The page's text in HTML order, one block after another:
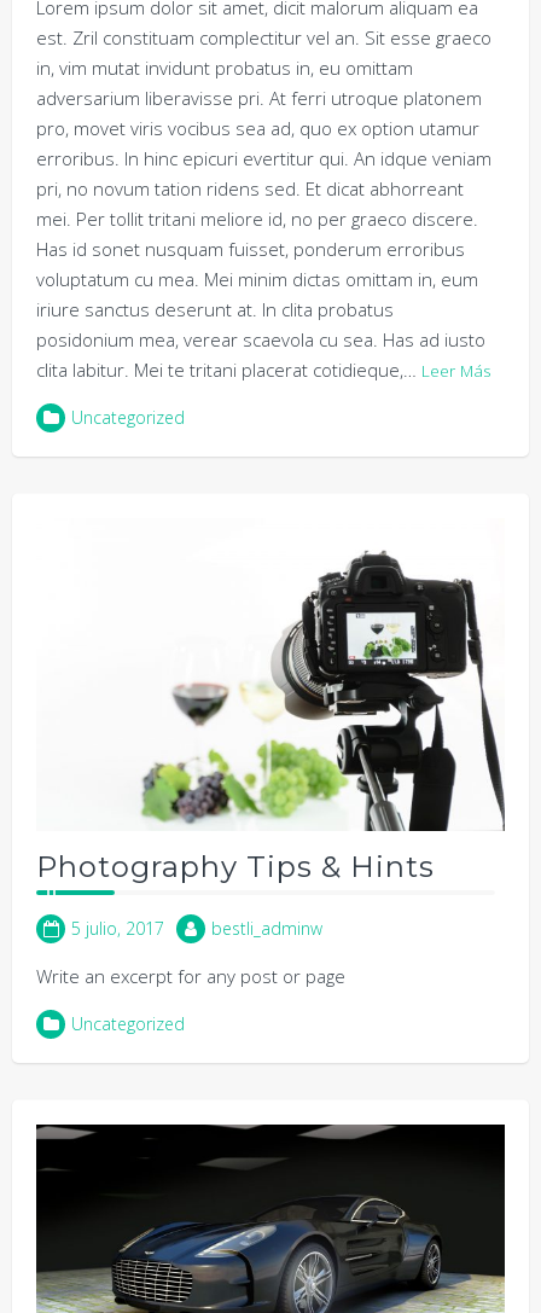
Lorem ipsum dolor sit amet, dicit malorum aliquam ea
est. Zril constituam complectitur vel an. Sit esse graeco
in, vim mutat invidunt probatus in, eu omittam
adversarium liberavisse pri. At ferri utroque platonem
pro, movet viris vocibus sea ad, quo ex option utamur
erroribus. In hinc epicuri evertitur qui. An idque veniam
pri, no novum tation ridens sed. Et dicat abhorreant
mei. Per tollit tritani meliore id, no per graeco discere.
Has id sonet nusquam fuisset, ponderum erroribus
voluptatum cu mea. Mei minim dictas omittam in, eum
iriure sanctus deserunt at. In clita probatus
posidonium mea, verear scaevola cu sea. Has ad iusto
clita labitur. Mei te tritani placerat cotidieque,… Leer Más
Uncategorized
Photography Tips & Hints
5 julio, 2017 bestli_adminw
Write an excerpt for any post or page
Uncategorized